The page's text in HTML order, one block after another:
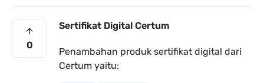
0
Sertifikat Digital Certum
Penambahan produk sertifikat digital dari
Certum yaitu: